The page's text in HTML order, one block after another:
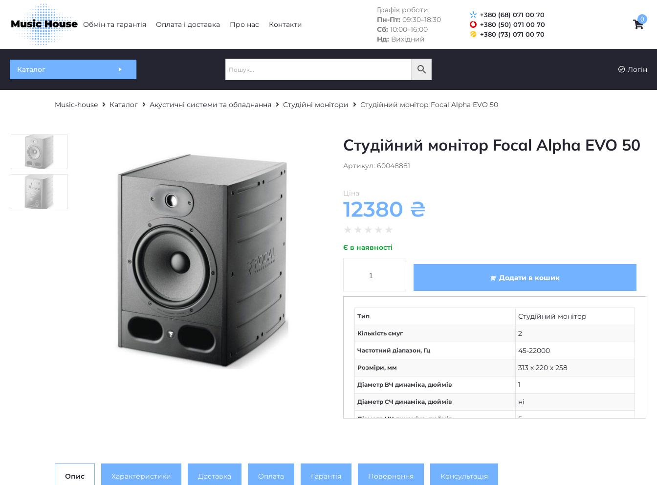
Обмін та гарантія Оплата і доставка Про нас Контакти
Графік роботи:
Пн-Пт: 09:30–18:30
Сб: 10:00–16:00
Нд: Вихідний
+380 (68) 071 00 70
+380 (50) 071 00 70
+380 (73) 071 00 70
0
Каталог Логін
Music-house Каталог Акустичні системи та обладнання Студійні монітори Студійний монітор Focal Alpha EVO 50
Студійний монітор Focal Alpha EVO 50
Артикул: 60048881
Ціна
12380 ₴
★ ★ ★ ★ ★
Є в наявності
Додати в кошик
Тип Студійний монітор
Кількість смуг 2
Частотний діапазон, Гц 45-22000
Розміри, мм 313 х 220 х 258
Діаметр ВЧ динаміка, дюймів 1
Діаметр СЧ динаміка, дюймів ні
Діаметр НЧ динаміка, дюймів 5
Опис Характеристики Доставка Оплата Гарантія Повернення Консультація